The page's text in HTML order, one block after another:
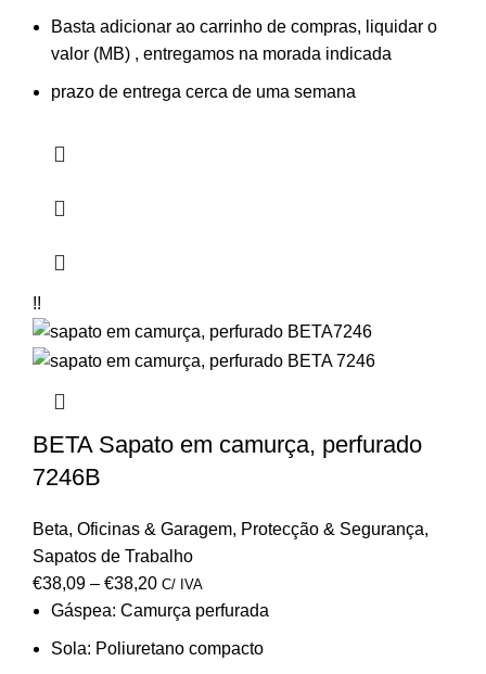
Basta adicionar ao carrinho de compras, liquidar o
valor (MB) , entregamos na morada indicada
prazo de entrega cerca de uma semana
!!
BETA Sapato em camurça, perfurado
7246B
Beta, Oficinas & Garagem, Protecção & Segurança,
Sapatos de Trabalho
€38,09 – €38,20 C/ IVA
Gáspea: Camurça perfurada
Sola: Poliuretano compacto